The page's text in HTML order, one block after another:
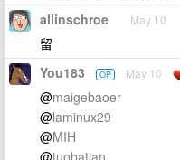
allinschroe May 10
留
You183 OP May 10
@maigebaoer
@laminux29
@MIH
@tuobatian